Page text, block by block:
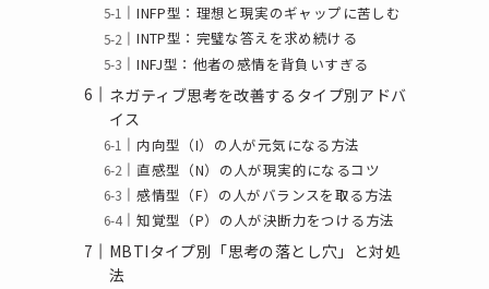
INFP型：理想と現実のギャップに苦しむ
INTP型：完璧な答えを求め続ける
INFJ型：他者の感情を背負いすぎる
ネガティブ思考を改善するタイプ別アドバ
イス
内向型（I）の人が元気になる方法
直感型（N）の人が現実的になるコツ
感情型（F）の人がバランスを取る方法
知覚型（P）の人が決断力をつける方法
MBTIタイプ別「思考の落とし穴」と対処
法